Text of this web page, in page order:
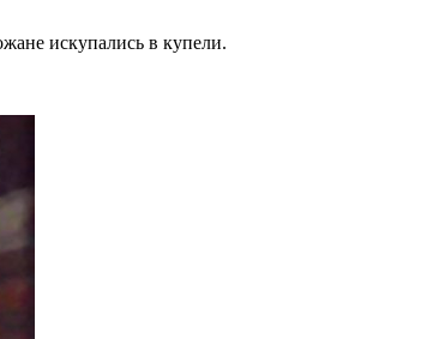
искупались в купели.